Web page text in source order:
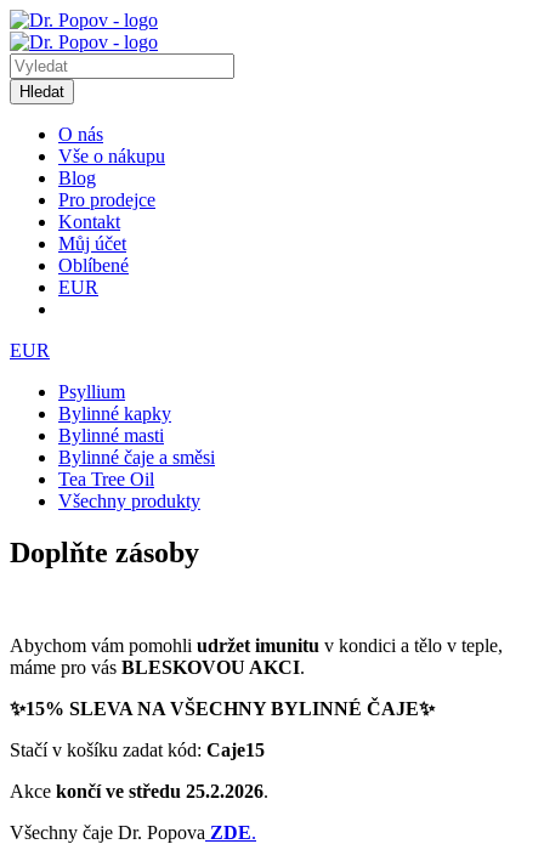
Hledat
O nás
Vše o nákupu
Blog
Pro prodejce
Kontakt
Můj účet
Oblíbené
EUR
EUR
Psyllium
Bylinné kapky
Bylinné masti
Bylinné čaje a směsi
Tea Tree Oil
Všechny produkty
Doplňte zásoby
Abychom vám pomohli udržet imunitu v kondici a tělo v teple,
máme pro vás BLESKOVOU AKCI.
✨15% SLEVA NA VŠECHNY BYLINNÉ ČAJE✨
Stačí v košíku zadat kód: Caje15
Akce končí ve středu 25.2.2026.
Všechny čaje Dr. Popova ZDE.